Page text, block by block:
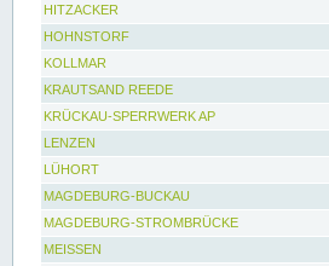
HITZACKER
HOHNSTORF
KOLLMAR
KRAUTSAND REEDE
KRÜCKAU-SPERRWERK AP
LENZEN
LÜHORT
MAGDEBURG-BUCKAU
MAGDEBURG-STROMBRÜCKE
MEISSEN